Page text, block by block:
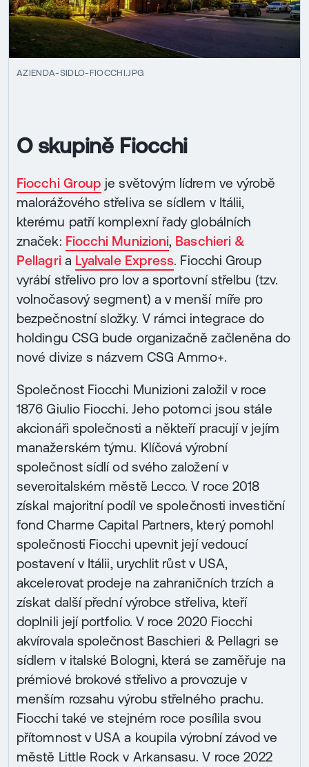
AZIENDA-SIDLO-FIOCCHI.JPG
O skupině Fiocchi
Fiocchi Group je světovým lídrem ve výrobě
malorážového střeliva se sídlem v Itálii,
kterému patří komplexní řady globálních
značek: Fiocchi Munizioni, Baschieri &
Pellagria Lyalvale Express. Fiocchi Group
vyrábí střelivo pro lov a sportovní střelbu (tzv.
volnočasový segment) a v menší míře pro
bezpečnostní složky. V rámci integrace do
holdingu CSG bude organizačně začleněna do
nové divize s názvem CSG Ammo+.
Společnost Fiocchi Munizioni založil v roce
1876 Giulio Fiocchi. Jeho potomci jsou stále
akcionáři společnosti a někteří pracují v jejím
manažerském týmu. Klíčová výrobní
společnost sídlí od svého založení v
severoitalském městě Lecco. V roce 2018
získal majoritní podíl ve společnosti investiční
fond Charme Capital Partners, který pomohl
společnosti Fiocchi upevnit její vedoucí
postavení v Itálii, urychlit růst v USA,
akcelerovat prodeje na zahraničních trzích a
získat další přední výrobce střeliva, kteří
doplnili její portfolio. V roce 2020 Fiocchi
akvírovala společnost Baschieri & Pellagri se
sídlem v italské Bologni, která se zaměřuje na
prémiové brokové střelivo a provozuje v
menším rozsahu výrobu střelného prachu.
Fiocchi také ve stejném roce posílila svou
přítomnost v USA a koupila výrobní závod ve
městě Little Rock v Arkansasu. V roce 2022